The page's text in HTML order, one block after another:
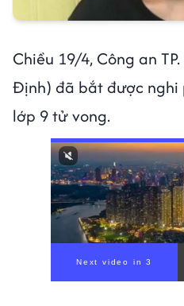
Chiều 19/4, Công an
Định) đã bắt được nghi
lớp 9 tử vong.
Next video in 1